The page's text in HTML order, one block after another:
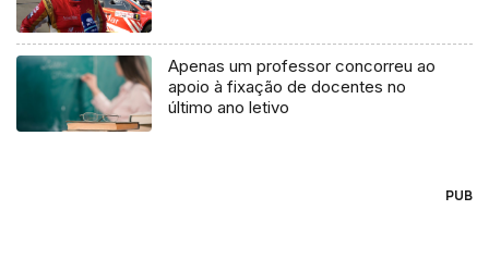
Apenas um professor concorreu ao
apoio à fixação de docentes no
último ano letivo
PUB